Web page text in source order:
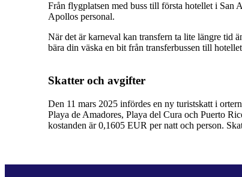
Från flygplatsen med buss till första hotellet i San
Apollos personal.
När det är karneval kan transfern ta lite längre tid
bära din väska en bit från transferbussen till
Skatter och avgifter
Den 11 mars 2025 infördes en ny turistskatt i
Playa de Amadores, Playa del Cura och Puerto
kostanden är0,1605 EUR per natt och person.